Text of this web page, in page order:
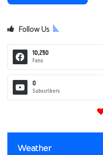
Follow Us
10,250
Fans
0
Subscribers
Weather